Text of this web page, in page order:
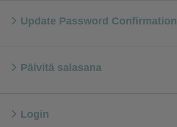
Update Password Confirmation
Päivitä salasana
Login